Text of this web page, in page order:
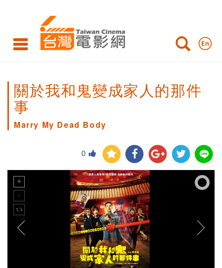
關於我和鬼變成家人的那件
事
Marry My Dead Body
0